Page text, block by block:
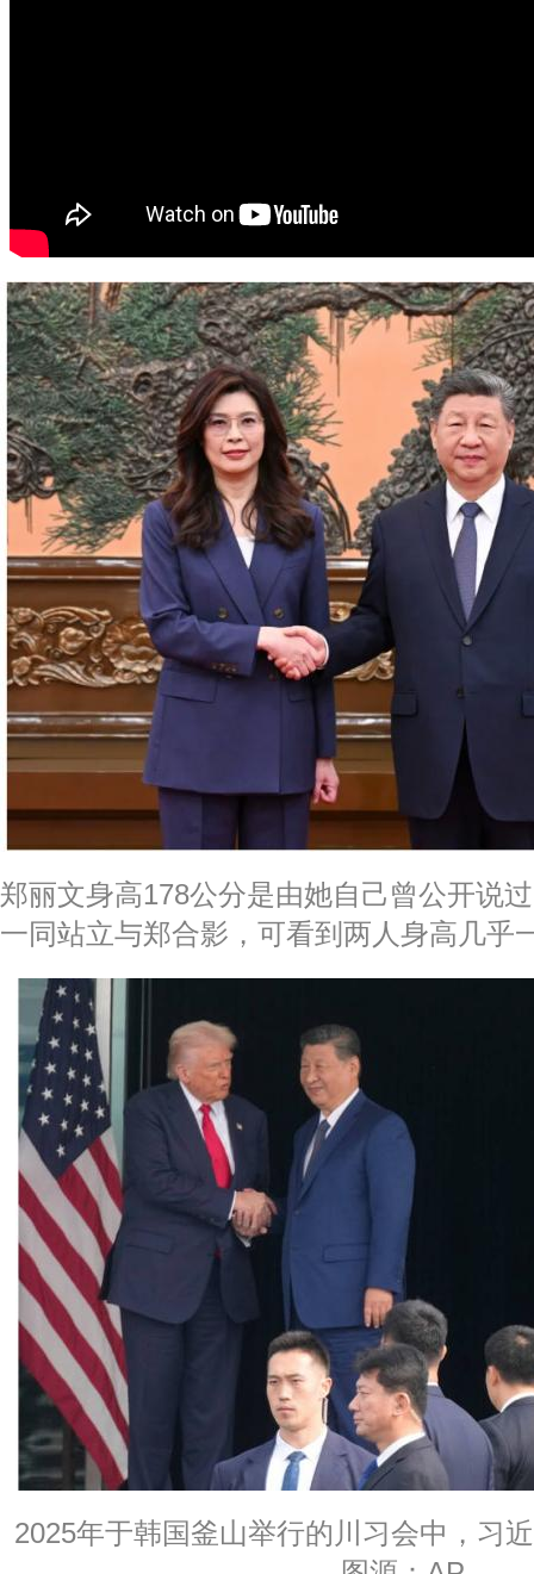
郑丽文身高178公分是由她自己曾公开说
一同站立与郑合影，可看到两人身高几乎
2025年于韩国釜山举行的川习会中，习